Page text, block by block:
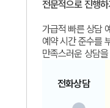
전문적으로 진행
가급적 빠른 상담
예약 시간 준수를
만족스러운 상담
전화상담